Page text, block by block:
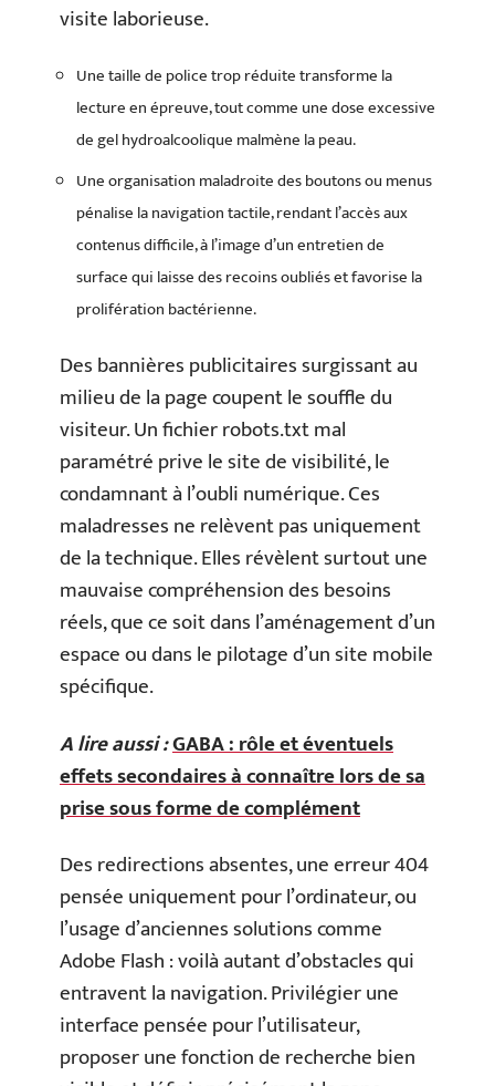
visite laborieuse.
Une taille de police trop réduite transforme la
lecture en épreuve, tout comme une dose excessive
de gel hydroalcoolique malmène la peau.
Une organisation maladroite des boutons ou menus
pénalise la navigation tactile, rendant l’accès aux
contenus difficile, à l’image d’un entretien de
surface qui laisse des recoins oubliés et favorise la
prolifération bactérienne.
Des bannières publicitaires surgissant au
milieu de la page coupent le souffle du
visiteur. Un fichier robots.txt mal
paramétré prive le site de visibilité, le
condamnant à l’oubli numérique. Ces
maladresses ne relèvent pas uniquement
de la technique. Elles révèlent surtout une
mauvaise compréhension des besoins
réels, que ce soit dans l’aménagement d’un
espace ou dans le pilotage d’un site mobile
spécifique.
A lire aussi :GABA : rôle et éventuels
effets secondaires à connaître lors de sa
prise sous forme de complément
Des redirections absentes, une erreur 404
pensée uniquement pour l’ordinateur, ou
l’usage d’anciennes solutions comme
Adobe Flash : voilà autant d’obstacles qui
entravent la navigation. Privilégier une
interface pensée pour l’utilisateur,
proposer une fonction de recherche bien